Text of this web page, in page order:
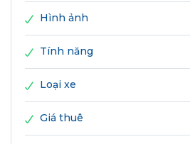
Hình ảnh
Tính năng
Loại xe
Giá thuê